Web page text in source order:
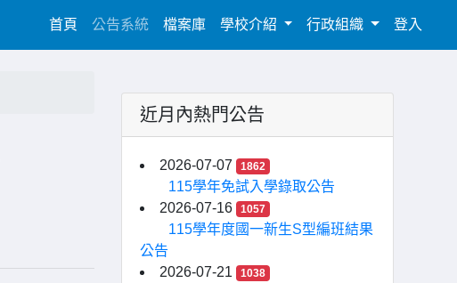
首頁(current)
公告系統 檔案庫 學校介紹 行政組織 登入
近月內熱門公告
2026-07-07 1862
115學年免試入學錄取公告
2026-07-16
1057
115學年度國一新生S型編班結果
公告
2026-07-21
1038